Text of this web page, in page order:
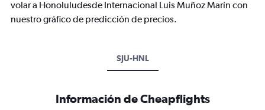
volar a Honoluludesde Internacional Luis Muñoz Marín con
nuestro gráfico de predicción de precios.
SJU-HNL
Información de Cheapflights